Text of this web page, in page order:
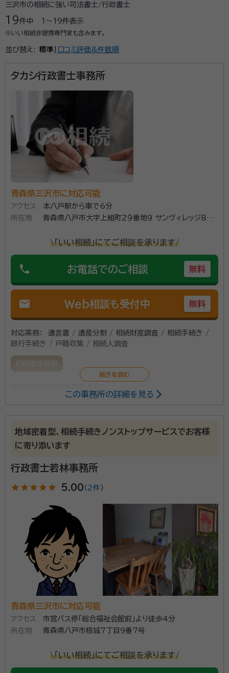
三沢市の相続に強い司法書士/行政書士
19件中 1〜19件表示
※いい相続非提携専門家も含みます。
並び替え: 標準 口コミ評価&件数順
タカシ行政書士事務所
青森県三沢市に対応可能
アクセス
本八戸駅から車で6分
所在地
青森県八戸市大字上組町２９番地９ サンヴィレッジＢ号
\「いい相続」にてご相談を承ります/
phone お電話でのご相談 無料
mail Web相談も受付中 無料
対応業務：
遺言書 / 遺産分割 / 相続財産調査 / 相続手続き /
銀行手続き / 戸籍収集 / 相続人調査
初回面談無料
この事務所の詳細を見る
地域密着型、相続手続きノンストップサービスでお客様
に寄り添います
行政書士若林事務所
star star star star star 5.00 （ 2件 ）
青森県三沢市に対応可能
アクセス
市営バス停「総合福祉会館前」より徒歩4分
所在地
青森県八戸市根城7丁目9番7号
\「いい相続」にてご相談を承ります/